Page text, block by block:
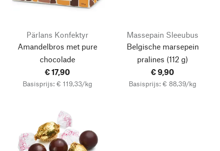
Pärlans Konfektyr
Amandelbros met pure
chocolade
€ 17,90
Basisprijs: € 119,33/kg
Massepain Sleeubus
Belgische marsepein
pralines (112 g)
€ 9,90
Basisprijs: € 88,39/kg